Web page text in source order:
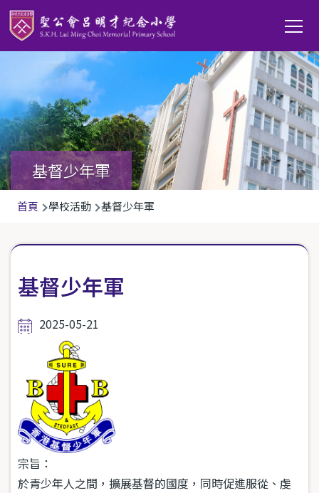
移至主內容
Main
基督少年軍
導
連
結
首頁 學校活動 基督少年軍
基督少年軍
2025-05-21
宗旨：
於青少年人之間，擴展基督的國度，同時促進服從、虔